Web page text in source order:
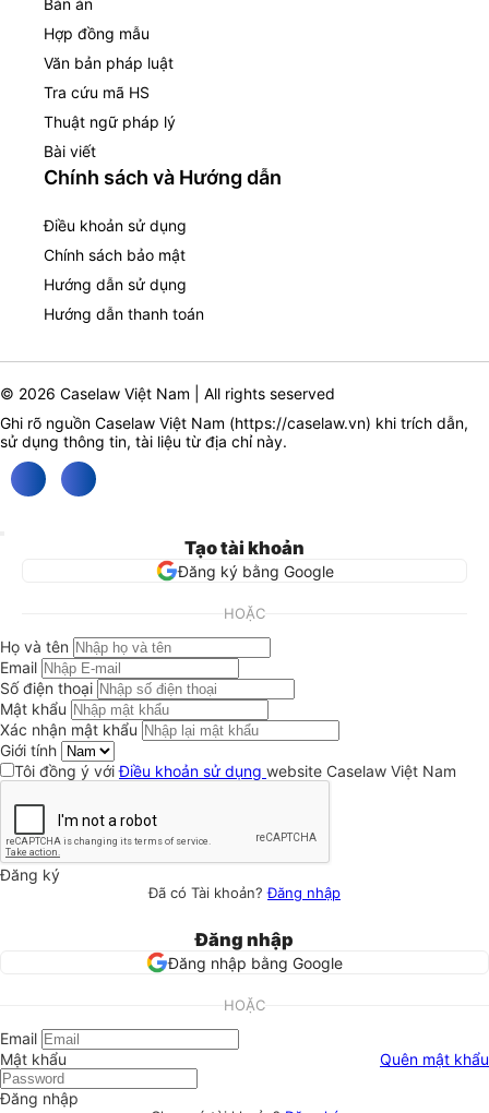
Bản án
Hợp đồng mẫu
Văn bản pháp luật
Tra cứu mã HS
Thuật ngữ pháp lý
Bài viết
Chính sách và Hướng dẫn
Điều khoản sử dụng
Chính sách bảo mật
Hướng dẫn sử dụng
Hướng dẫn thanh toán
© 2026 Caselaw Việt Nam | All rights seserved
Ghi rõ nguồn Caselaw Việt Nam (https://caselaw.vn) khi trích dẫn,
sử dụng thông tin, tài liệu từ địa chỉ này.
Tạo tài khoản
Đăng ký bằng Google
HOẶC
Họ và tên
Email
Số điện thoại
Mật khẩu
Xác nhận mật khẩu
Giới tính
Tôi đồng ý vớiĐiều khoản sử dụng website Caselaw Việt Nam
Đăng ký
Đã có Tài khoản?Đăng nhập
Đăng nhập
Đăng nhập bằng Google
HOẶC
Email
Mật khẩu
Quên mật khẩu
Đăng nhập